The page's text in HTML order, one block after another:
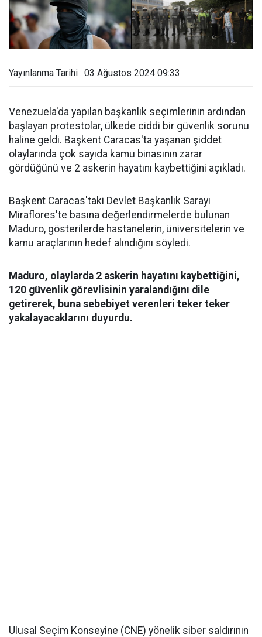
Yayınlanma Tarihi : 03 Ağustos 2024 09:33
Venezuela'da yapılan başkanlık seçimlerinin ardından
başlayan protestolar, ülkede ciddi bir güvenlik sorunu
haline geldi. Başkent Caracas'ta yaşanan şiddet
olaylarında çok sayıda kamu binasının zarar
gördüğünü ve 2 askerin hayatını kaybettiğini açıkladı.
Başkent Caracas'taki Devlet Başkanlık Sarayı
Miraflores'te basına değerlendirmelerde bulunan
Maduro, gösterilerde hastanelerin, üniversitelerin ve
kamu araçlarının hedef alındığını söyledi.
Maduro, olaylarda 2 askerin hayatını kaybettiğini,
120 güvenlik görevlisinin yaralandığını dile
getirerek, buna sebebiyet verenleri teker teker
yakalayacaklarını duyurdu.
Ulusal Seçim Konseyine (CNE) yönelik siber saldırının